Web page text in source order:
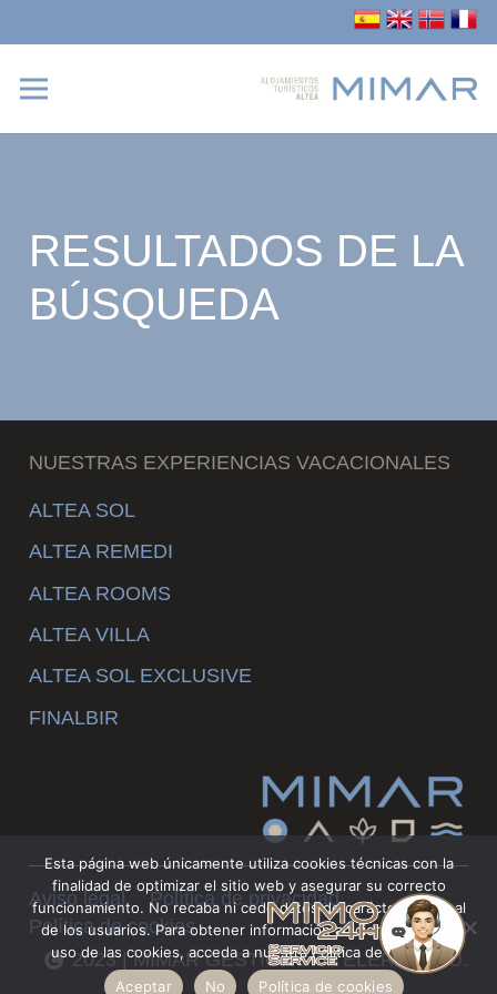
RESULTADOS DE LA
BÚSQUEDA
NUESTRAS EXPERIENCIAS VACACIONALES
ALTEA SOL
ALTEA REMEDI
ALTEA ROOMS
ALTEA VILLA
ALTEA SOL EXCLUSIVE
FINALBIR
Aviso legal
Política de privacidad
Política de cookies
2023 | MIMAR GESTION HOTELERA S.L.U.
Esta página web únicamente utiliza cookies técnicas con la
finalidad de optimizar el sitio web y asegurar su correcto
funcionamiento. No recaba ni cede datos de carácter personal
de los usuarios. Para obtener información adicional sobre el
uso de las cookies, acceda a nuestra Política de Cookies.
Aceptar
No Política de cookies